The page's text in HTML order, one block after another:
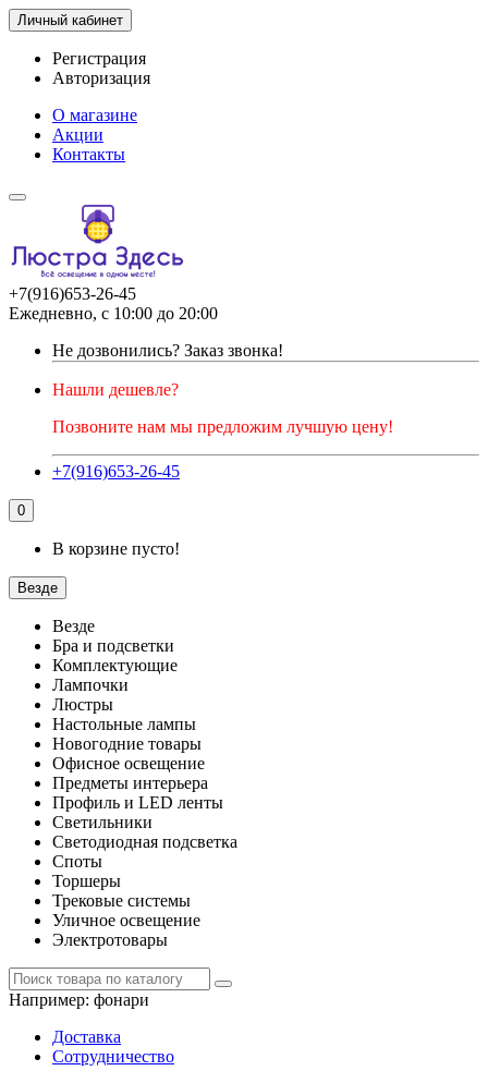
Личный кабинет
Регистрация
Авторизация
О магазине
Акции
Контакты
+7(916)653-26-45
Ежедневно, с 10:00 до 20:00
Не дозвонились? Заказ звонка!
Нашли дешевле?
Позвоните нам мы предложим лучшую цену!
+7(916)653-26-45
0
В корзине пусто!
Везде
Везде
Бра и подсветки
Комплектующие
Лампочки
Люстры
Настольные лампы
Новогодние товары
Офисное освещение
Предметы интерьера
Профиль и LED ленты
Светильники
Светодиодная подсветка
Споты
Торшеры
Трековые системы
Уличное освещение
Электротовары
Например: фонари
Доставка
Сотрудничество